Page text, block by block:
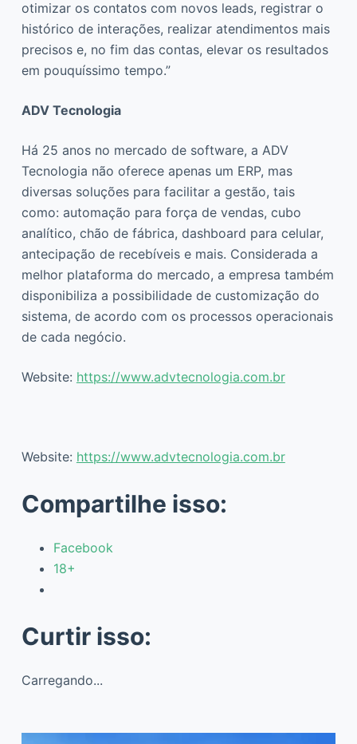
otimizar os contatos com novos leads, registrar o
histórico de interações, realizar atendimentos mais
precisos e, no fim das contas, elevar os resultados
em pouquíssimo tempo.”
ADV Tecnologia
Há 25 anos no mercado de software, a ADV
Tecnologia não oferece apenas um ERP, mas
diversas soluções para facilitar a gestão, tais
como: automação para força de vendas, cubo
analítico, chão de fábrica, dashboard para celular,
antecipação de recebíveis e mais. Considerada a
melhor plataforma do mercado, a empresa também
disponibiliza a possibilidade de customização do
sistema, de acordo com os processos operacionais
de cada negócio.
Website: https://www.advtecnologia.com.br
Website: https://www.advtecnologia.com.br
Compartilhe isso:
Facebook
18+
Curtir isso:
Carregando...